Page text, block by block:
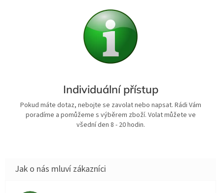
Individuální přístup
Pokud máte dotaz, nebojte se zavolat nebo napsat. Rádi Vám
poradíme a pomůžeme s výběrem zboží. Volat můžete ve
všední den 8 - 20 hodin.